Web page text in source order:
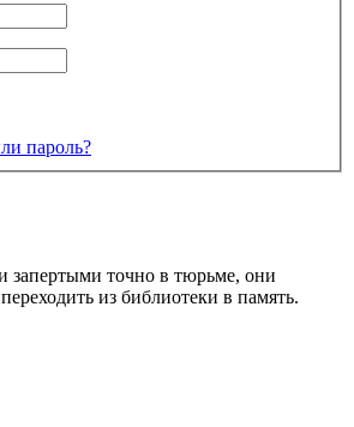
пароль?
запертыми точно в тюрьме, они
из библиотеки в память.